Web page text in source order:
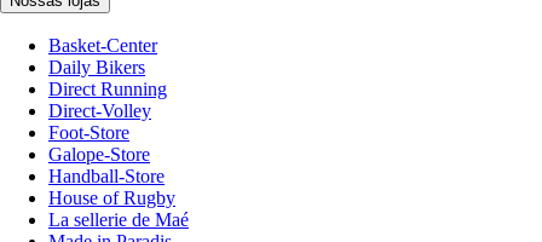
Basket-Center
Daily Bikers
Direct Running
Direct-Volley
Foot-Store
Galope-Store
Handball-Store
House of Rugby
La sellerie de Maé